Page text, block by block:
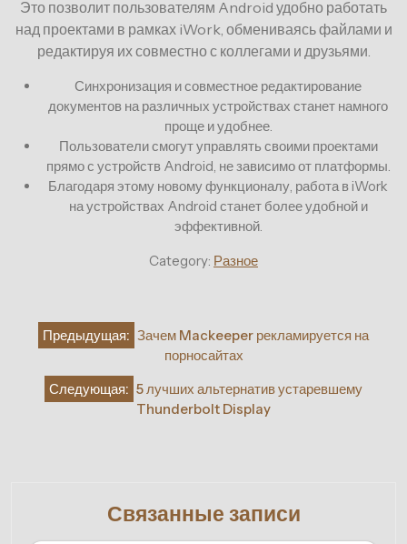
Это позволит пользователям Android удобно работать
над проектами в рамках iWork, обмениваясь файлами и
редактируя их совместно с коллегами и друзьями.
Синхронизация и совместное редактирование
документов на различных устройствах станет намного
проще и удобнее.
Пользователи смогут управлять своими проектами
прямо с устройств Android, не зависимо от платформы.
Благодаря этому новому функционалу, работа в iWork
на устройствах Android станет более удобной и
эффективной.
Category: Разное
Навигация
записям
Предыдущая: Зачем Mackeeper рекламируется на
порносайтах
Следующая: 5 лучших альтернатив устаревшему
Thunderbolt Display
Связанные записи